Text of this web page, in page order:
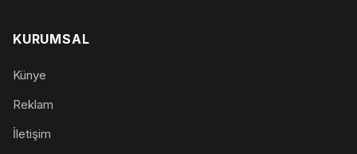
KURUMSAL
Künye
Reklam
İletişim